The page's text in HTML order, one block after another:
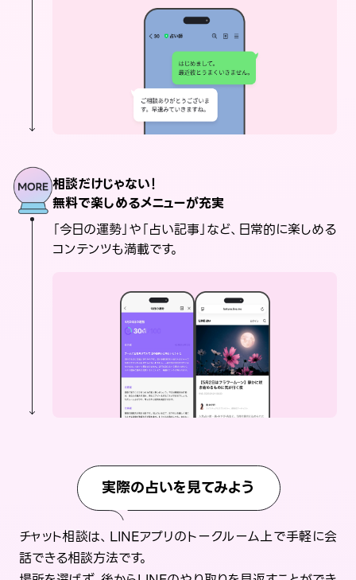
相談だけじゃない！
無料で楽しめるメニューが充実
「今日の運勢」や「占い記事」など、日常的に楽しめる
コンテンツも満載です。
実際の占いを見てみよう
チャット相談は、LINEアプリのトークルーム上で手軽に会
話できる相談方法です。